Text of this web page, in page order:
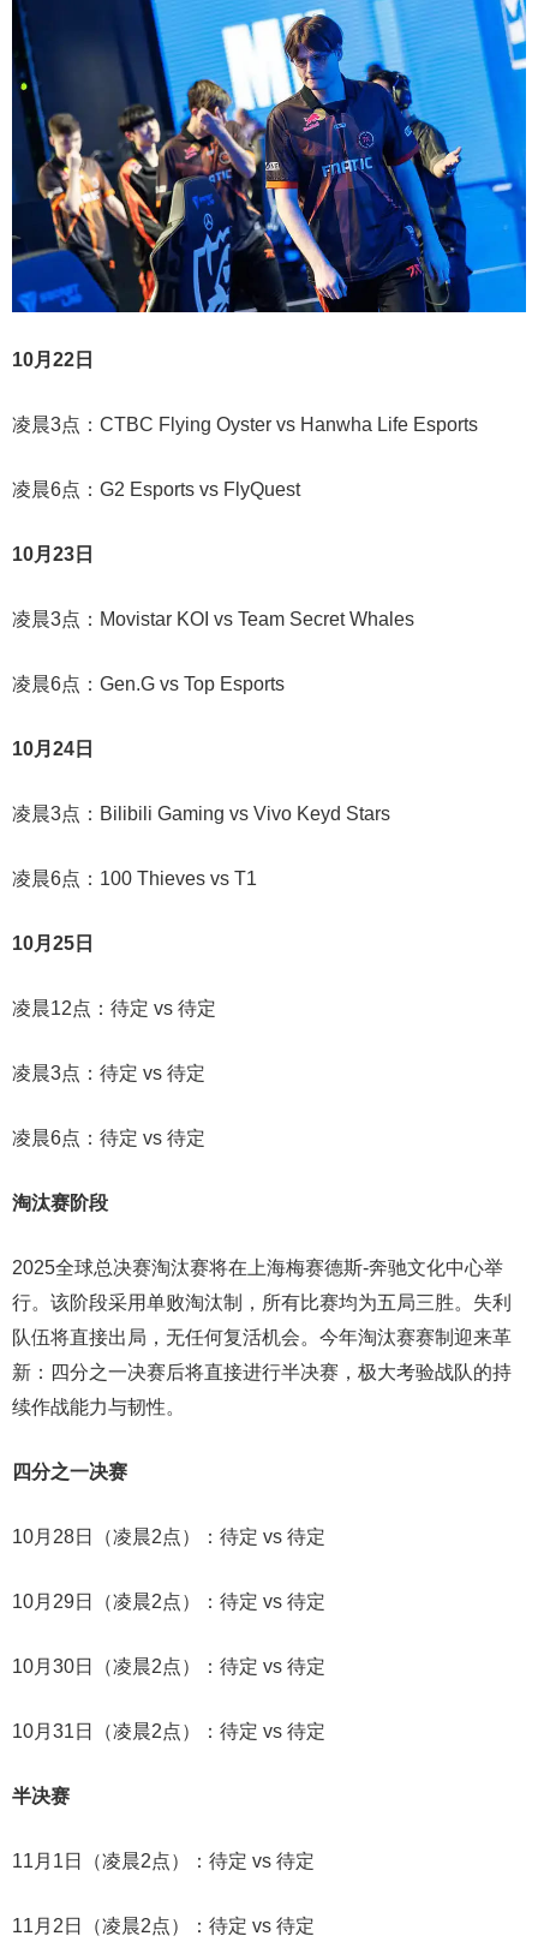
10月22日
凌晨3点：CTBC Flying Oyster vs Hanwha Life Esports
凌晨6点：G2 Esports vs FlyQuest
10月23日
凌晨3点：Movistar KOI vs Team Secret Whales
凌晨6点：Gen.G vs Top Esports
10月24日
凌晨3点：Bilibili Gaming vs Vivo Keyd Stars
凌晨6点：100 Thieves vs T1
10月25日
凌晨12点：待定 vs 待定
凌晨3点：待定 vs 待定
凌晨6点：待定 vs 待定
淘汰赛阶段
2025全球总决赛淘汰赛将在上海梅赛德斯-奔驰文化中心举
行。该阶段采用单败淘汰制，所有比赛均为五局三胜。失利
队伍将直接出局，无任何复活机会。今年淘汰赛赛制迎来革
新：四分之一决赛后将直接进行半决赛，极大考验战队的持
续作战能力与韧性。
四分之一决赛
10月28日（凌晨2点）：待定 vs 待定
10月29日（凌晨2点）：待定 vs 待定
10月30日（凌晨2点）：待定 vs 待定
10月31日（凌晨2点）：待定 vs 待定
半决赛
11月1日（凌晨2点）：待定 vs 待定
11月2日（凌晨2点）：待定 vs 待定